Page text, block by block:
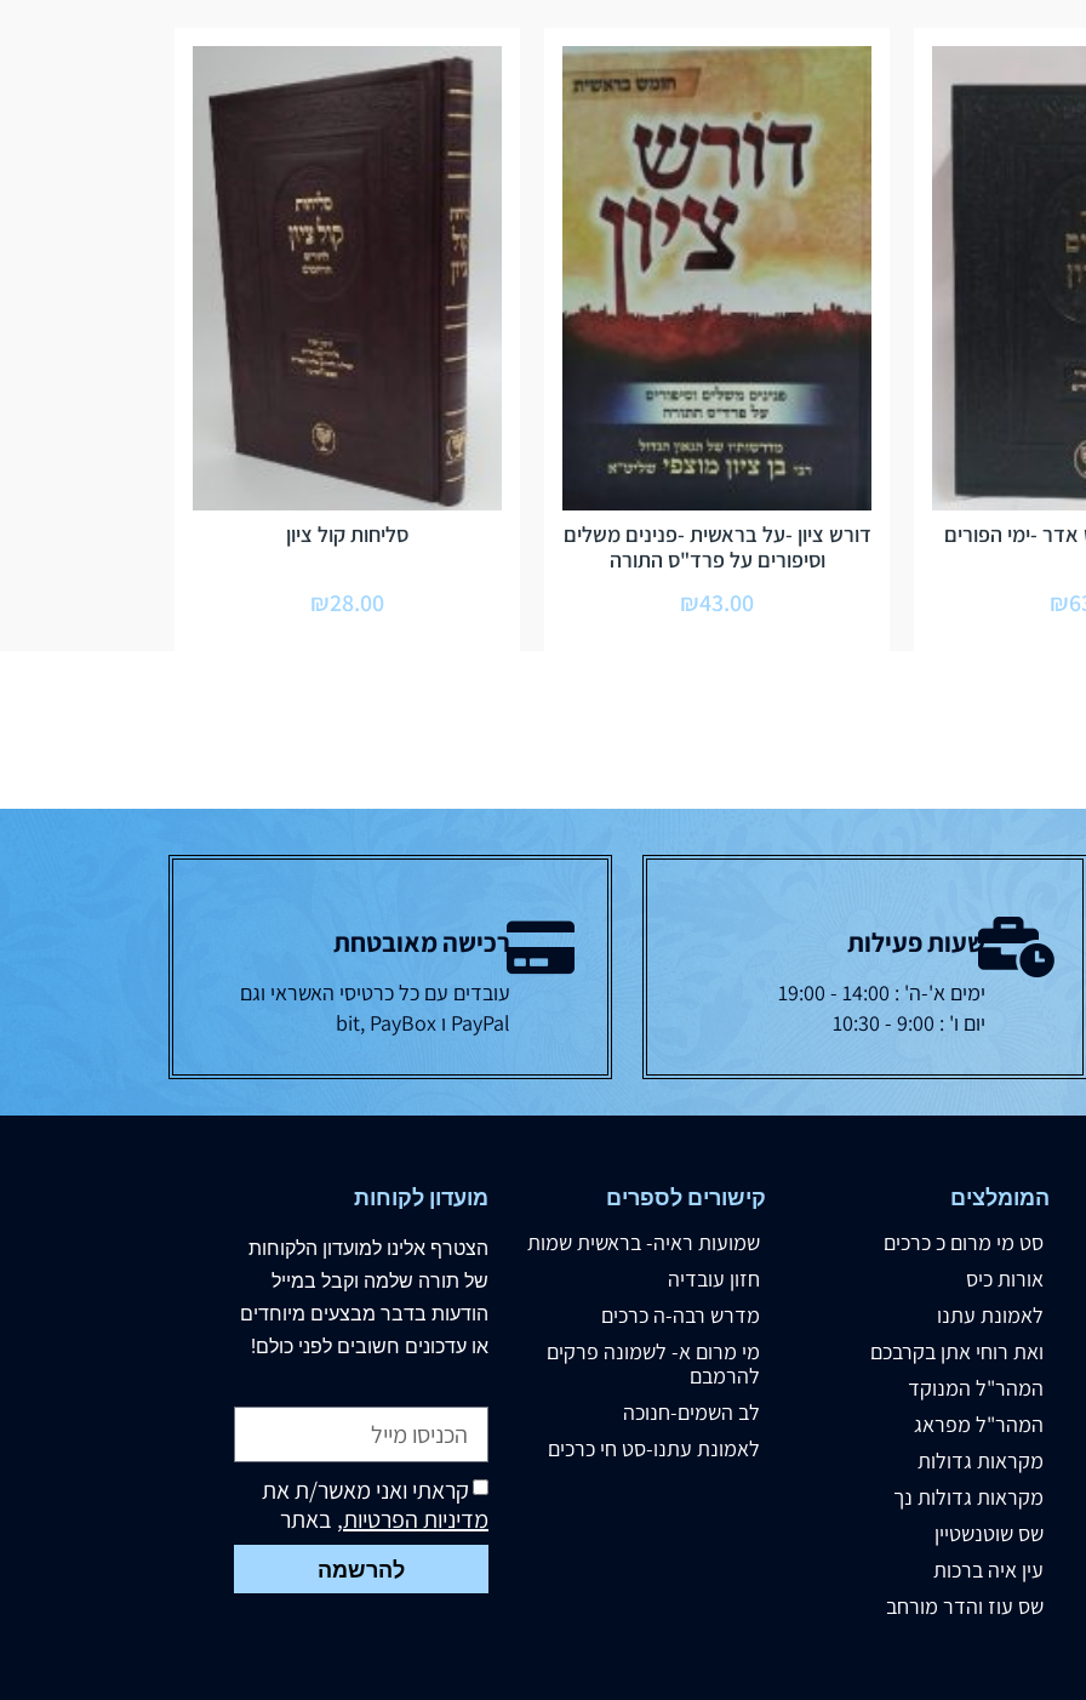
אדר -ימי הפורים
₪
דורש ציון -על בראשית -פנינים משלים
וסיפורים על פרד"ס התורה
₪43.00
סליחות קול ציון
₪28.00
שעות פעילות
ימים א'-ה' : 14:00 - 19:00
יום ו' : 9:00 - 10:30
רכישה מאובטחת
עובדים עם כל כרטיסי האשראי וגם
PayPal ו bit, PayBox
המומלצים
סט מי מרום כ כרכים
אורות כיס
לאמונת עתנו
ואת רוחי אתן בקרבכם
המהר"ל המנוקד
המהר"ל מפראג
מקראות גדולות
מקראות גדולות נך
שס שוטנשטיין
עין איה ברכות
שס עוז והדר מורחב
קישורים לספרים
שמועות ראיה- בראשית שמות
חזון עובדיה
מדרש רבה-ה כרכים
מי מרום א- לשמונה פרקים
להרמבם
לב השמים-חנוכה
לאמונת עתנו-סט חי כרכים
מועדון לקוחות
הצטרף אלינו למועדון הלקוחות
של תורה שלמה וקבל במייל
הודעות בדבר מבצעים מיוחדים
או עדכונים חשובים לפני כולם!
קראתי ואני מאשר/ת את
מדיניות הפרטיות, באתר
להרשמה